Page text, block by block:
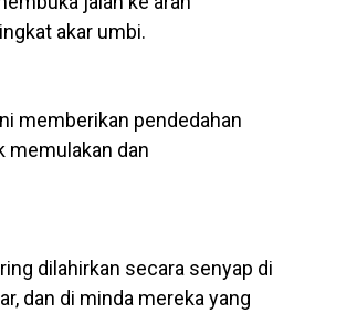
akar umbi.
memberikan pendedahan
memulakan dan
dilahirkan secara senyap di
dan di minda mereka yang